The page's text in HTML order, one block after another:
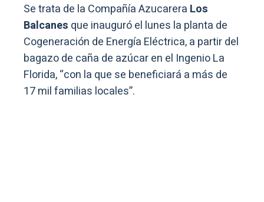
Se trata de la Compañía Azucarera Los
Balcanes que inauguró el lunes la planta de
Cogeneración de Energía Eléctrica, a partir del
bagazo de caña de azúcar en el Ingenio La
Florida, “con la que se beneficiará a más de
17 mil familias locales”.